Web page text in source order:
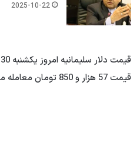
2025-10-22
قیمت 57 هزار و 850 تومان معامله می شد.